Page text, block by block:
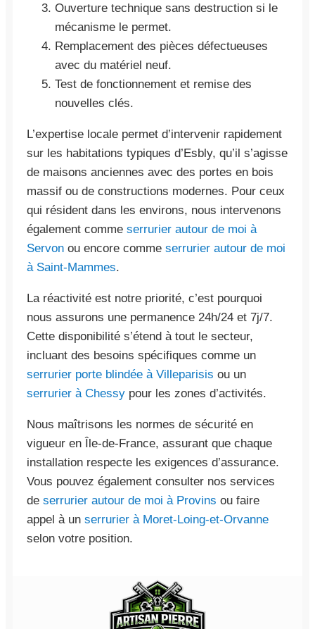
Ouverture technique sans destruction si le
mécanisme le permet.
Remplacement des pièces défectueuses
avec du matériel neuf.
Test de fonctionnement et remise des
nouvelles clés.
L’expertise locale permet d’intervenir rapidement
sur les habitations typiques d’Esbly, qu’il s’agisse
de maisons anciennes avec des portes en bois
massif ou de constructions modernes. Pour ceux
qui résident dans les environs, nous intervenons
également comme serrurier autour de moi à
Servon ou encore comme serrurier autour de moi
à Saint-Mammes.
La réactivité est notre priorité, c’est pourquoi
nous assurons une permanence 24h/24 et 7j/7.
Cette disponibilité s’étend à tout le secteur,
incluant des besoins spécifiques comme un
serrurier porte blindée à Villeparisis ou un
serrurier à Chessy pour les zones d’activités.
Nous maîtrisons les normes de sécurité en
vigueur en Île-de-France, assurant que chaque
installation respecte les exigences d’assurance.
Vous pouvez également consulter nos services
de serrurier autour de moi à Provins ou faire
appel à un serrurier à Moret-Loing-et-Orvanne
selon votre position.